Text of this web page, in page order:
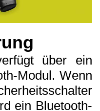
über ein
Modul. Wenn
ein Bluetooth-